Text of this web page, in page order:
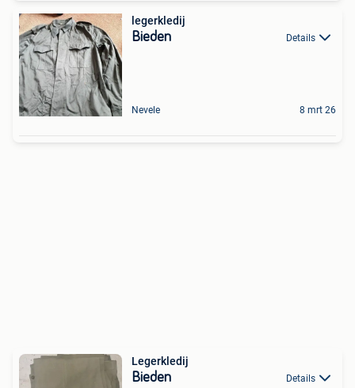
legerkledij
Bieden Details
Nevele 8 mrt 26
Legerkledij
Bieden Details